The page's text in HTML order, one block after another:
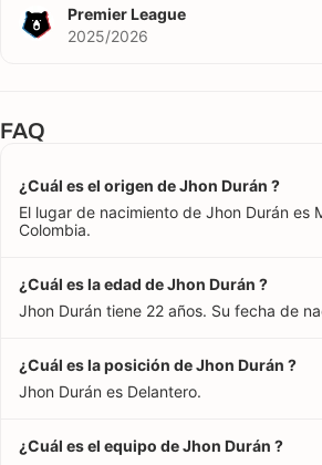
Premier League
2025/2026
FAQ
¿Cuál es el origen de Jhon Durán ?
El lugar de nacimiento de Jhon Durán es
Colombia.
¿Cuál es la edad de Jhon Durán ?
Jhon Durán tiene 22 años. Su fecha de
¿Cuál es la posición de Jhon Durán ?
Jhon Durán es Delantero.
¿Cuál es el equipo de Jhon Durán ?